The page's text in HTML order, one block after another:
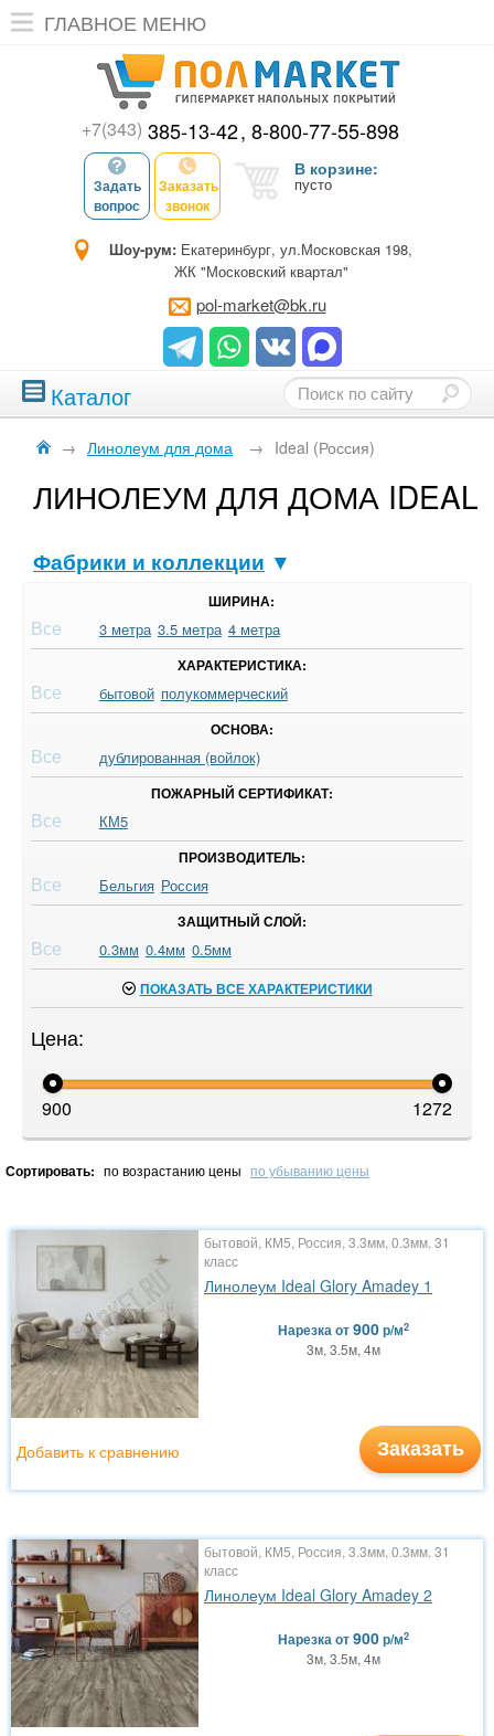
ГЛАВНОЕ МЕНЮ
+7(343) 385-13-42 8-800-77-55-898
Задать
вопрос
Заказать
звонок
В корзине:
пусто
Шоу-рум: Екатеринбург, ул.Московская 198,
ЖК "Московский квартал"
pol-market@bk.ru
Каталог
→ Линолеум для дома → Ideal (Россия)
ЛИНОЛЕУМ ДЛЯ ДОМА IDEAL
Фабрики и коллекции ▼
ШИРИНА:
Все 3 метра 3.5 метра 4 метра
ХАРАКТЕРИСТИКА:
Все бытовой полукоммерческий
ОСНОВА:
Все дублированная (войлок)
ПОЖАРНЫЙ СЕРТИФИКАТ:
Все КМ5
ПРОИЗВОДИТЕЛЬ:
Все Бельгия Россия
ЗАЩИТНЫЙ СЛОЙ:
Все 0.3мм 0.4мм 0.5мм
ПОКАЗАТЬ ВСЕ ХАРАКТЕРИСТИКИ
Цена:
900 1272
Сортировать: по возрастанию цены по убыванию цены
бытовой, КМ5, Россия, 3.3мм, 0.3мм, 31
класс
Линолеум Ideal Glory Amadey 1
Нарезкаот900р/м2
3м, 3.5м, 4м
Заказать
Добавить к сравнению
бытовой, КМ5, Россия, 3.3мм, 0.3мм, 31
класс
Линолеум Ideal Glory Amadey 2
Нарезкаот900р/м2
3м, 3.5м, 4м